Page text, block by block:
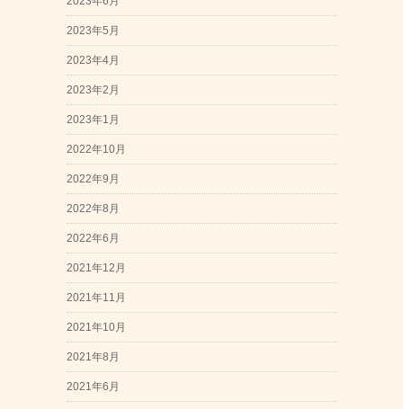
2023年5月
2023年4月
2023年2月
2023年1月
2022年10月
2022年9月
2022年8月
2022年6月
2021年12月
2021年11月
2021年10月
2021年8月
2021年6月